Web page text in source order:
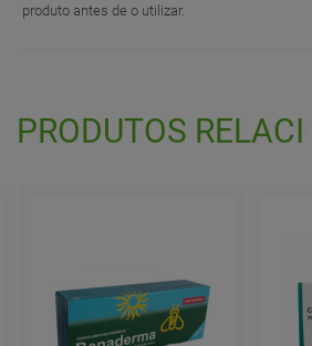
produto antes de o utilizar.
PRODUTOS